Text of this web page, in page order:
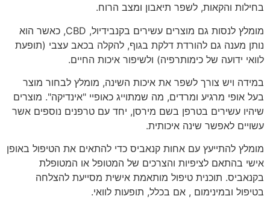
בחילות והקאות, לשפר תיאבון ומצב הרוח.
מומלץ לנסות גם מוצרים עשירים בקנבידיול, CBD, כאשר הוא
נותן מענה גם להורדת דלקת בגוף, להקלה בכאב עצבי (תופעת
לוואי ידועה של כימותרפיה) ולשיפור איכות החיים.
במידה ויש צורך לשפר את איכות השינה, מומלץ לבחור מוצר
בעל אופי מרגיע ומרדים, מה שמתוייג כאופיי "אינדיקה". מוצרים
שיהיו עשירים בטרפן בשם מירסן, יחד עם טרפנים נוספים אשר
עשויים לאפשר שינה איכותית.
מומלץ להתייעץ עם אחות קנאביס כדי להתאים את הטיפול באופן
אישי בהתאם לציפיות והצרכים של המטופל או המטופלת
בקנאביס. תוכנית טיפול מותאמת אישית מסייעת להצלחה
בטיפול ובמינימום , אם בכלל, תופעות לוואי.